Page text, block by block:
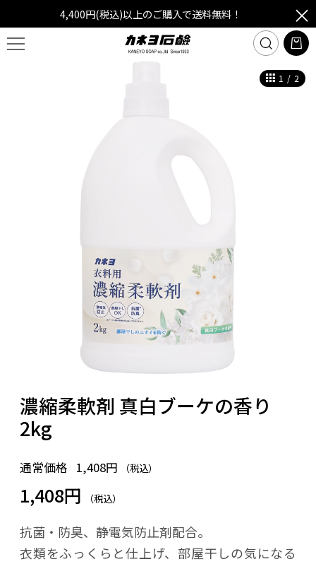
4,400円(税込)以上のご購入で送料無料！
1 / 2
濃縮柔軟剤 真白ブーケの香り
2kg
通常価格 1,408円 （税込）
1,408円 （税込）
抗菌・防臭、静電気防止剤配合。
衣類をふっくらと仕上げ、部屋干しの気になる